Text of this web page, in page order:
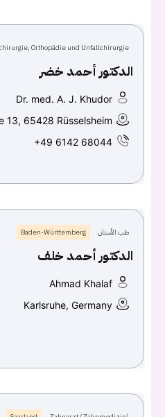
Facebook
Google
Orthopädie und Unfallchirurgie
الدكتور أحمد خضر
Dr. med. A. J. Khudor
13, 65428 Rüsselsheim
+49 6142 68044
طب الأسنان Baden-Württemberg
الدكتور أحمد خلف
Ahmad Khalaf
Karlsruhe, Germany